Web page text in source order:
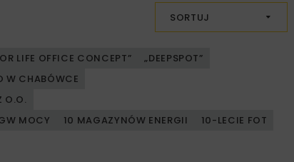
SORTUJ
LIFE OFFICE CONCEPT”
„DEEPSPOT”
W CHABÓWCE
O.O.
MOCY 10 MAGAZYNÓW ENERGII
10-LECIE FOT